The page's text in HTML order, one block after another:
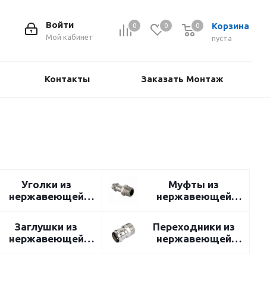
0 0 Корзина
пуста
0
Войти
Мой кабинет
Контакты Заказать Монтаж
Уголки из
нержавеющей
Муфты из
нержавеющей
Заглушки из
нержавеющей
Переходники из
нержавеющей